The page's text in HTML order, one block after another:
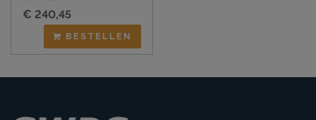
€ 240,45
BESTELLEN